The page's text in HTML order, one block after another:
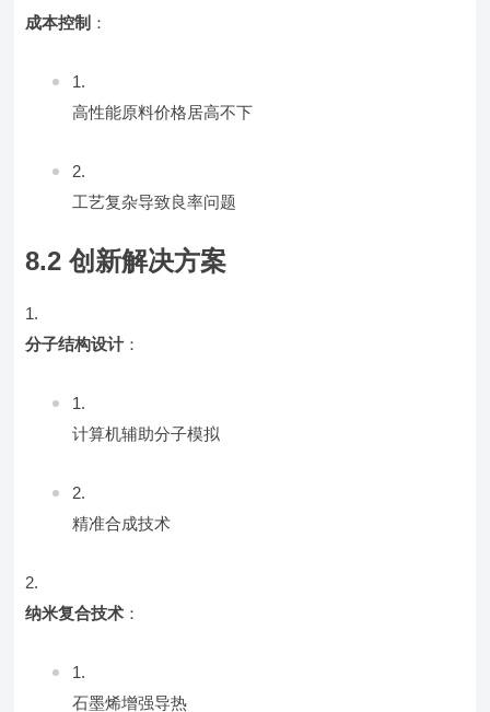
成本控制 ：
高性能原料价格居高不下
工艺复杂导致良率问题
8.2 创新解决方案
分子结构设计：
计算机辅助分子模拟
精准合成技术
纳米复合技术 ：
石墨烯增强导热